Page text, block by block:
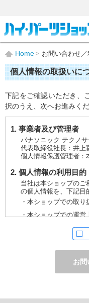
Home お問い合わせ
個人情報の取扱いに
下記をご確認いただき、
択のうえ、次へお進みくだ
1. 事業者及び管理者
パナソニック テクノ
代表取締役社長：井上
個人情報保護管理者：
2. 個人情報の利用目的
当社は本ショップのご
の個人情報を、下記目
・本ショップでの取
・本ショップでの運営
ただし、お申し込み
・電子メール、ダイ
（1）ご提供情報の
・住宅関連設備・建
車載関連商品など